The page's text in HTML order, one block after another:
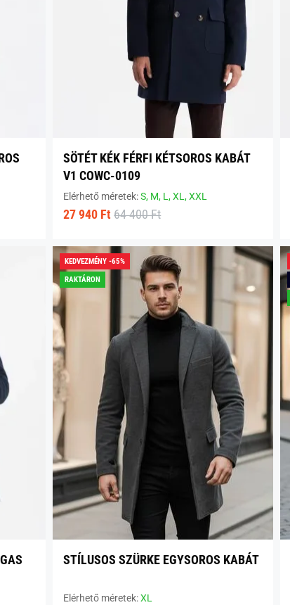
SÖTÉT KÉK FÉRFI KÉTSOROS KABÁT
V1 COWC-0109
Elérhető méretek:S, M, L,XL,XXL
27 940 Ft 64 400 Ft
KEDVEZMÉNY -65%
RAKTÁRON
STÍLUSOS SZÜRKE EGYSOROS KABÁT
Elérhető méretek:XL